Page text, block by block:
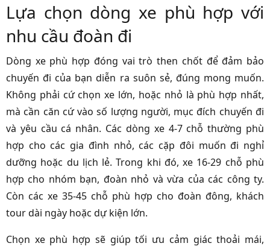
Lựa chọn dòng xe phù hợp với
nhu cầu đoàn đi
Dòng xe phù hợp đóng vai trò then chốt để đảm bảo
chuyến đi của bạn diễn ra suôn sẻ, đúng mong muốn.
Không phải cứ chọn xe lớn, hoặc nhỏ là phù hợp nhất,
mà cần căn cứ vào số lượng người, mục đích chuyến đi
và yêu cầu cá nhân. Các dòng xe 4-7 chỗ thường phù
hợp cho các gia đình nhỏ, các cặp đôi muốn đi nghỉ
dưỡng hoặc du lịch lẻ. Trong khi đó, xe 16-29 chỗ phù
hợp cho nhóm bạn, đoàn nhỏ và vừa của các công ty.
Còn các xe 35-45 chỗ phù hợp cho đoàn đông, khách
tour dài ngày hoặc dự kiện lớn.
Chọn xe phù hợp sẽ giúp tối ưu cảm giác thoải mái,